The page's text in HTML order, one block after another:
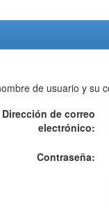
de usuario y su
Dirección de correo
electrónico:
Contraseña: